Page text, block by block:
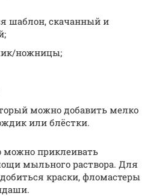
шаблон, скачанный и
ножницы;
можно добавить мелко
или блёстки.
можно приклеивать
мыльного раствора. Для
краски, фломастеры